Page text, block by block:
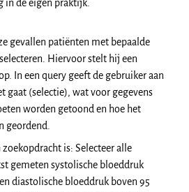
in de eigen praktijk.
gevallen patiënten met bepaalde
Hiervoor stelt hij een
In een query geeft de gebruiker aan
gaat (selectie), wat voor gegevens
worden getoond en hoe het
geordend.
zoekopdracht is: Selecteer alle
gemeten systolische bloeddruk
diastolische bloeddruk boven 95